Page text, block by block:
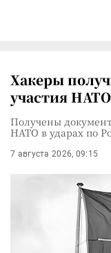
Хакеры
участия
Получены
НАТО в ударах по
7 августа 2026, 09:15